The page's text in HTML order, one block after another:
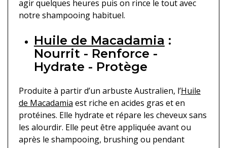
agir quelques heures puis on rince le tout avec
notre shampooing habituel.
Huile de Macadamia :
Nourrit - Renforce -
Hydrate - Protège
Produite à partir d’un arbuste Australien, l’Huile
de Macadamia est riche en acides gras et en
protéines. Elle hydrate et répare les cheveux sans
les alourdir. Elle peut être appliquée avant ou
après le shampooing, brushing ou pendant